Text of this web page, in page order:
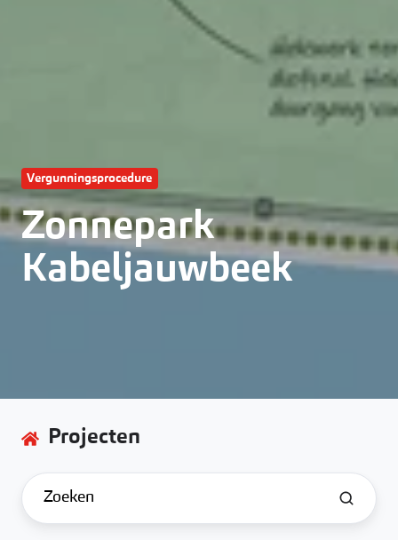
Vergunningsprocedure
Zonnepark
Kabeljauwbeek
Projecten